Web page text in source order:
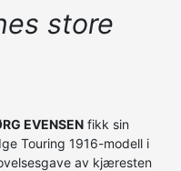
store
EVENSEN fikk sin
Touring 1916-modell i
av kjæresten